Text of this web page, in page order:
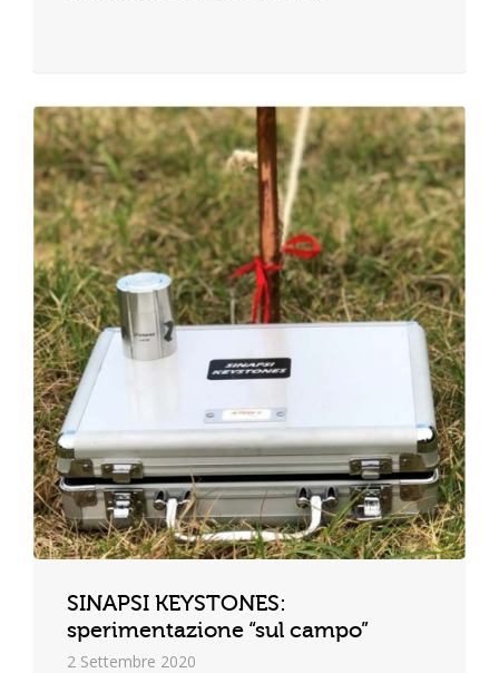
SINAPSI KEYSTONES:
sperimentazione “sul campo”
2 Settembre 2020